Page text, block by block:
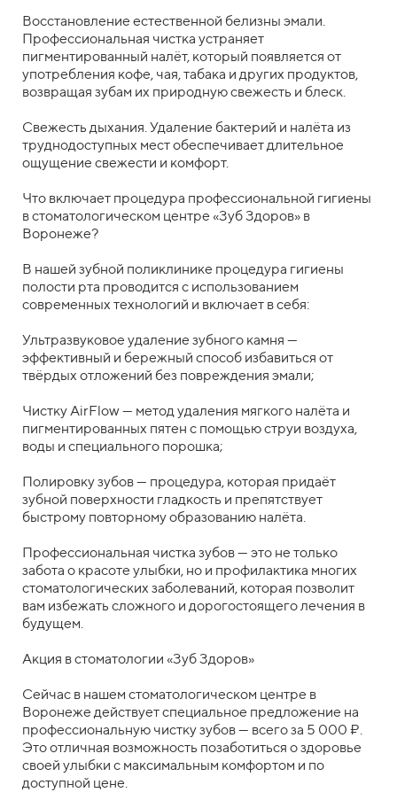
Восстановление естественной белизны эмали.
Профессиональная чистка устраняет
пигментированный налёт, который появляется от
употребления кофе, чая, табака и других продуктов,
возвращая зубам их природную свежесть и блеск.
Свежесть дыхания. Удаление бактерий и налёта из
труднодоступных мест обеспечивает длительное
ощущение свежести и комфорт.
Что включает процедура профессиональной гигиены
в стоматологическом центре «Зуб Здоров» в
Воронеже?
В нашей зубной поликлинике процедура гигиены
полости рта проводится с использованием
современных технологий и включает в себя:
Ультразвуковое удаление зубного камня —
эффективный и бережный способ избавиться от
твёрдых отложений без повреждения эмали;
Чистку AirFlow — метод удаления мягкого налёта и
пигментированных пятен с помощью струи воздуха,
воды и специального порошка;
Полировку зубов — процедура, которая придаёт
зубной поверхности гладкость и препятствует
быстрому повторному образованию налёта.
Профессиональная чистка зубов — это не только
забота о красоте улыбки, но и профилактика многих
стоматологических заболеваний, которая позволит
вам избежать сложного и дорогостоящего лечения в
будущем.
Акция в стоматологии «Зуб Здоров»
Сейчас в нашем стоматологическом центре в
Воронеже действует специальное предложение на
профессиональную чистку зубов — всего за 5 000 ₽.
Это отличная возможность позаботиться о здоровье
своей улыбки с максимальным комфортом и по
доступной цене.